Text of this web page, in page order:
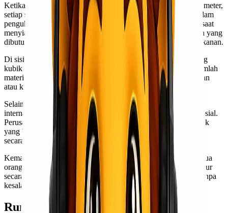
Ketika kita berbicara tentang unit seperti kubik, liter, kilo, dan meter,
setiap satuan memiliki perannya masing-masing. Misalnya, dalam
pengukuran volume cairan menggunakan liter sangat penting saat
menyiapkan resep masakan. Mengetahui berapa banyak bahan yang
dibutuhkan dapat membuat perbedaan besar pada cita rasa makanan.
Di sisi lain, untuk proyek bangunan atau pertanian, menghitung
kubik dan meter memungkinkan kita untuk memperkirakan jumlah
material dengan tepat. Hal ini membantu mencegah pemborosan
atau kekurangan bahan.
Selain itu, di dunia bisnis ekspedisi
cargodan perdagangan
internasional, pemahaman tentang konversi satuan menjadi krusial.
Perusahaan sering beroperasi lintas negara dengan sistem metrik
yang berbeda-beda. Dengan kemampuan menghitung konversi
secara efektif akan memudahkan komunikasi antar pihak.
Kemampuan ini juga meningkatkan efisiensi kerja. Ketika semua
orang memahami cara mengkonversi antara berbagai satuan ukur
secara konsisten maka proses kerja bisa berjalan lebih lancar tanpa
kesalahan signifikan.
Rumus Dasar untuk Menghitung